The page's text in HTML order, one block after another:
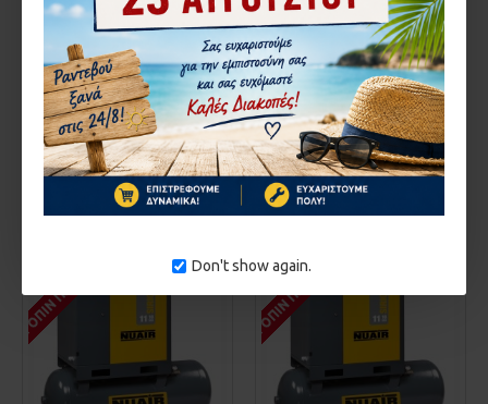
Don't show again.
Nuair 1131.36853
ΚΟΧΛΙΟΦΟΡΟΣ SIRIO
NUAIR SIRIO 16-10 (IE3)
10.900,00€
ΚΑΛΆΘΙ
Nuair 1131.36861
ΚΟΧΛΙΟΦΟΡΟΣ SIRIO
NUAIR SIRIO 8-10 (IE3)
9.500,00€
ΚΑΛΆΘΙ
Αγορά
ΚΑΤΌΠΙΝ ΠΑΡΑΓΓΕΛΊΑΣ ΚΑΤΌΠΙΝ ΠΑΡΑΓΓΕΛΊΑΣ